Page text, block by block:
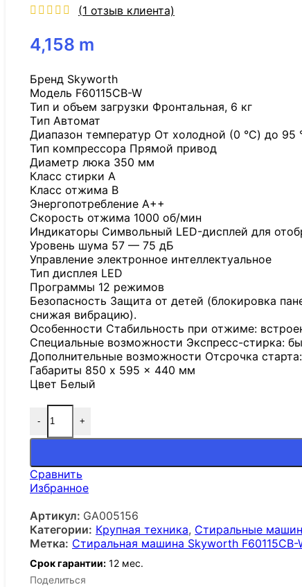
(1 отзыв клиента)
4,158 m
Бренд Skyworth
Модель F60115CB-W
Тип и объем загрузки Фронтальная, 6 кг
Tип Автомат
Диапазон температур От холодной (0 °C) до 95
Тип компрессора Прямой привод
Диаметр люка 350 мм
Класс стирки A
Класс отжима B
Энергопотребление A++
Скорость отжима 1000 об/мин
Индикаторы Символьный LED-дисплей для
Уровень шума 57 — 75 дБ
Управление электронное интеллектуальное
Тип дисплея LED
Программы 12 режимов
Безопасность Защита от детей (блокировка
снижая вибрацию).
Особенности Стабильность при отжиме:
Специальные возможности Экспресс-стирка:
Дополнительные возможности Отсрочка
Габариты 850 x 595 x 440 мм
Цвет Белый
- +
Сравнить
Избранное
Артикул: GA005156
Категории: Крупная техника, Стиральные
Метка: Стиральная машина Skyworth F60115CB-
Срок гарантии: 12 мес.
Поделиться